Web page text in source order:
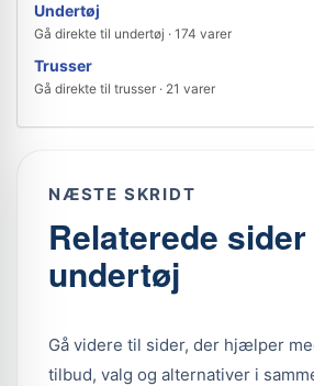
Undertøj
Gå direkte til undertøj · 174 varer
Trusser
Gå direkte til trusser · 21 varer
NÆSTE SKRIDT
Relaterede
undertøj
Gå videre til sider, der hjælper
tilbud, valg og alternativer i